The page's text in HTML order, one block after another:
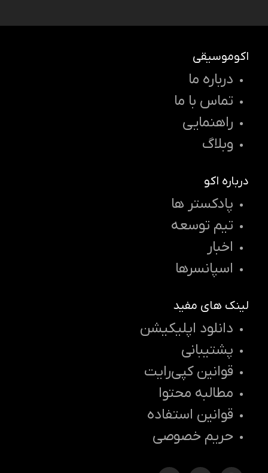
اکوموسیقی
درباره ما
تماس با ما
راهنمایی
وبلاگ
درباره اکو
پادکستر ها
تیم توسعه
اخبار
اسپانسرها
لینک های مفید
دانلود اپلیکیشن
پشتیبانی
قوانین کپی‌رایت
مطالبه محتوا
قوانین استفاده
حریم خصوصی